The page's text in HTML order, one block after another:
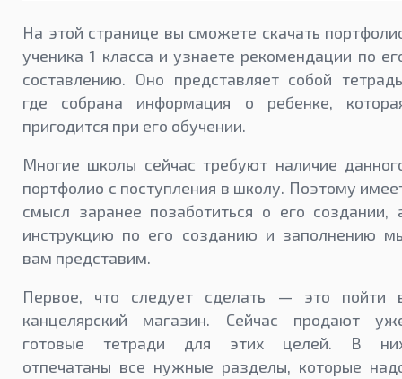
На этой странице вы сможете скачать
ученика 1 класса и узнаете рекомендации по
составлению. Оно представляет собой
где собрана информация о ребенке,
пригодится при его обучении.
Многие школы сейчас требуют наличие
портфолио с поступления в школу. Поэтому
смысл заранее позаботиться о его создании,
инструкцию по его созданию и заполнению
вам представим.
Первое, что следует сделать — это пойти
канцелярский магазин. Сейчас продают
готовые тетради для этих целей. В
отпечатаны все нужные разделы, которые